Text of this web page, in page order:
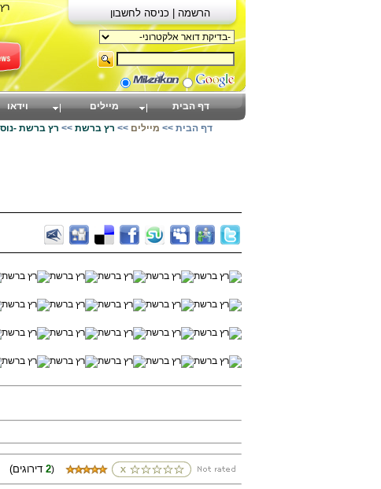
2)
דף הבית מיילים וידאו
דף הבית >> מיילים >> רץ ברשת >> רץ ברשת -
הרשמה | כניסה לחשבון